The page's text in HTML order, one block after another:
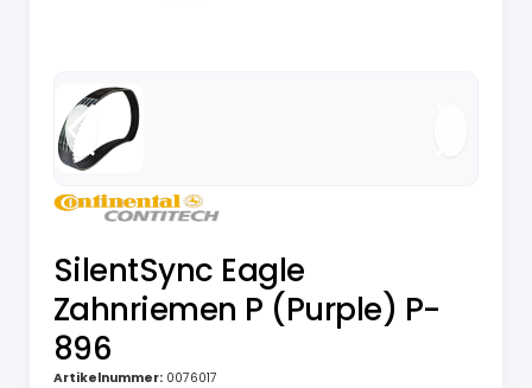
SilentSync Eagle
Zahnriemen P (Purple) P-
896
Artikelnummer: 0076017